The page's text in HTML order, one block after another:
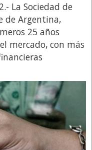
La Sociedad de
de Argentina,
25 años
mercado, con más